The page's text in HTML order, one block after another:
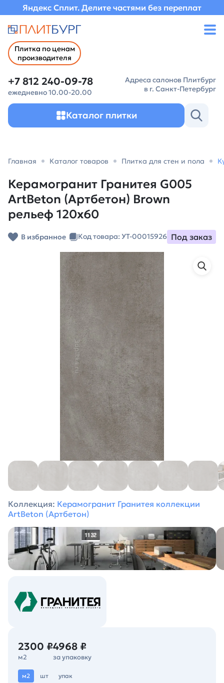
Яндекс Сплит. Делите частями без переплат
Плитка по ценам
производителя
+7 812 240-09-78
ежедневно 10.00-20.00
Адреса салонов Плитбург
в г. Санкт-Петербург
Каталог плитки
Главная Каталог товаров Плитка для стен и пола
Керамогранит Гранитея G005
ArtBeton (Артбетон) Brown
рельеф 120х60
В избранное Код товара: УТ-00015926 Под заказ
Коллекция: Керамогранит Гранитея коллекции
ArtBeton (Артбетон)
2300 ₽
м2
4968 ₽
за упаковку
м2 шт упак